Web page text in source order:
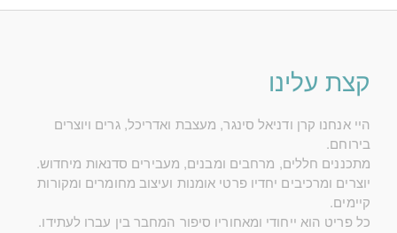
קצת עלינו
היי אנחנו קרן ודניאל סינגר, מעצבת ואדריכל, גרים ויוצרים
בירוחם.
מתכננים חללים, מרחבים ומבנים, מעבירים סדנאות מיחדוש.
יוצרים ומרכיבים יחדיו פרטי אומנות ועיצוב מחומרים ומקורות
קיימים.
כל פריט הוא ייחודי ומאחוריו סיפור המחבר בין עברו לעתידו.